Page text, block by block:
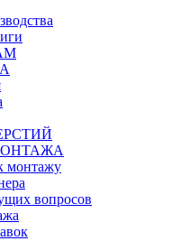
монтажу
вопросов